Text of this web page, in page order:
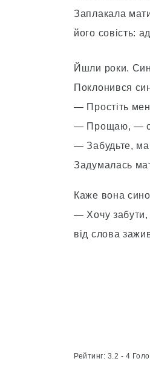
Заплакала
його совість:
Йшли роки.
Поклонився
— Простіть
— Прощаю, —
— Забудьте,
Задумалась
Каже вона
— Хочу забути,
від слова
Рейтинг: 3.2 - 4